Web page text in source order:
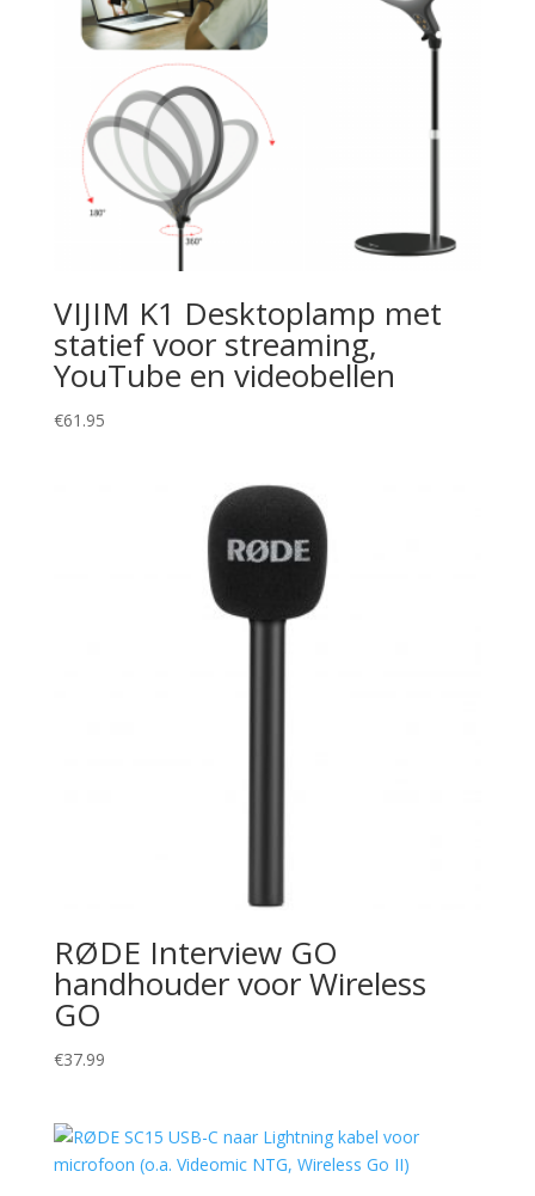
VIJIM K1 Desktoplamp met
statief voor streaming,
YouTube en videobellen
€61.95
RØDE Interview GO
handhouder voor Wireless
GO
€37.99